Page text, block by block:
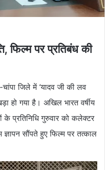
फिल्म पर प्रतिबंध की
जिले में ‘यादव जी की लव
हो गया है। अखिल भारत वर्षीय
के प्रतिनिधि गुरुवार को कलेक्टर
सौंपते हुए फिल्म पर तत्काल